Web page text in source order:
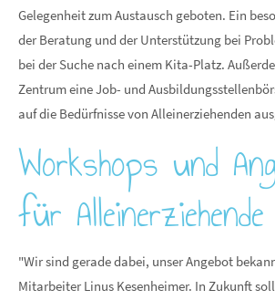
Gelegenheit zum Austausch geboten. Ein
der Beratung und der Unterstützung bei
bei der Suche nach einem Kita-Platz.
Zentrum eine Job- und
auf die Bedürfnisse von Alleinerziehenden
Workshops und
für Alleinerziehende
"Wir sind gerade dabei, unser Angebot
Mitarbeiter Linus Kesenheimer. In Zukunft